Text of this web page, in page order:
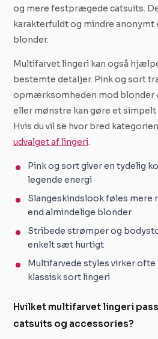
og mere festprægede catsuits.
karakterfuldt og mindre anonymt
blonder.
Multifarvet lingeri kan også
bestemte detaljer. Pink og sort
opmærksomheden mod blonder
eller mønstre kan gøre et simpelt
Hvis du vil se hvor bred
udvalget af lingeri.
Pink og sort giver en tydelig
legende energi
Slangeskindslook føles mere
end almindelige blonder
Stribede strømper og
enkelt sæt hurtigt
Multifarvede styles virker ofte
klassisk sort lingeri
Hvilket multifarvet lingeri
catsuits og accessories?